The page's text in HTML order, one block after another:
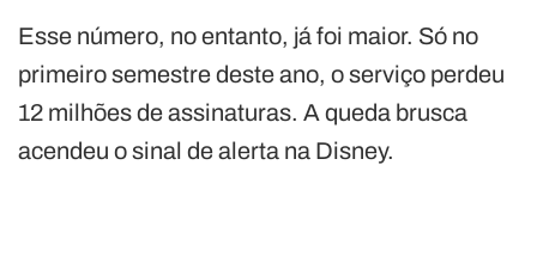
Esse número, no entanto, já foi maior. Só no
primeiro semestre deste ano, o serviço perdeu
12 milhões de assinaturas. A queda brusca
acendeu o sinal de alerta na Disney.